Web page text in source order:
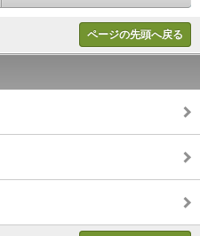
ページの先頭へ戻る